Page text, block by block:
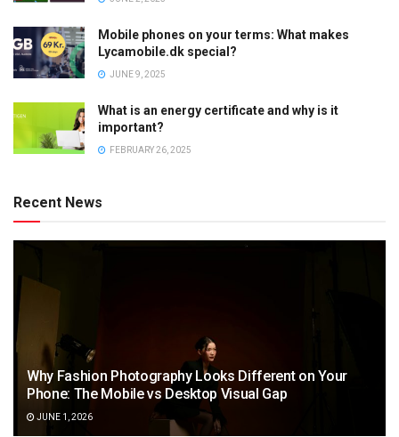
Mobile phones on your terms: What makes
Lycamobile.dk special?
JUNE 9, 2025
What is an energy certificate and why is it
important?
FEBRUARY 26, 2025
Recent News
Why Fashion Photography Looks Different on Your
Phone: The Mobile vs Desktop Visual Gap
JUNE 1, 2026